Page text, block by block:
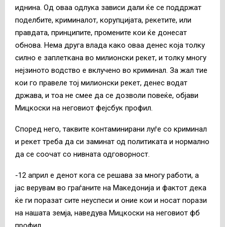
иднина. Од оваа одлука зависи дали ќе се поддржат
поделбите, криминалот, корупцијата, рекетите, или
правдата, принципите, промените кои ќе донесат
обнова. Нема друга влада како оваа денес која толку
силно е заплеткана во милионски рекет, и толку многу
нејзиното водство е вклучено во криминал. За жал тие
кои го правеле тој милионски рекет, денес водат
држава, и тоа не смее да се дозволи повеќе, објави
Мицкоски на неговиот фејсбук профил.
Според него, таквите контаминирани луѓе со криминал
и рекет треба да си заминат од политиката и нормално
да се соочат со нивната одговорност.
-12 април е денот кога се решава за многу работи, а
јас верувам во граѓаните на Македонија и фактот дека
ќе ги поразат сите неуспеси и оние кои и носат порази
на нашата земја, наведува Мицкоски на неговиот фб